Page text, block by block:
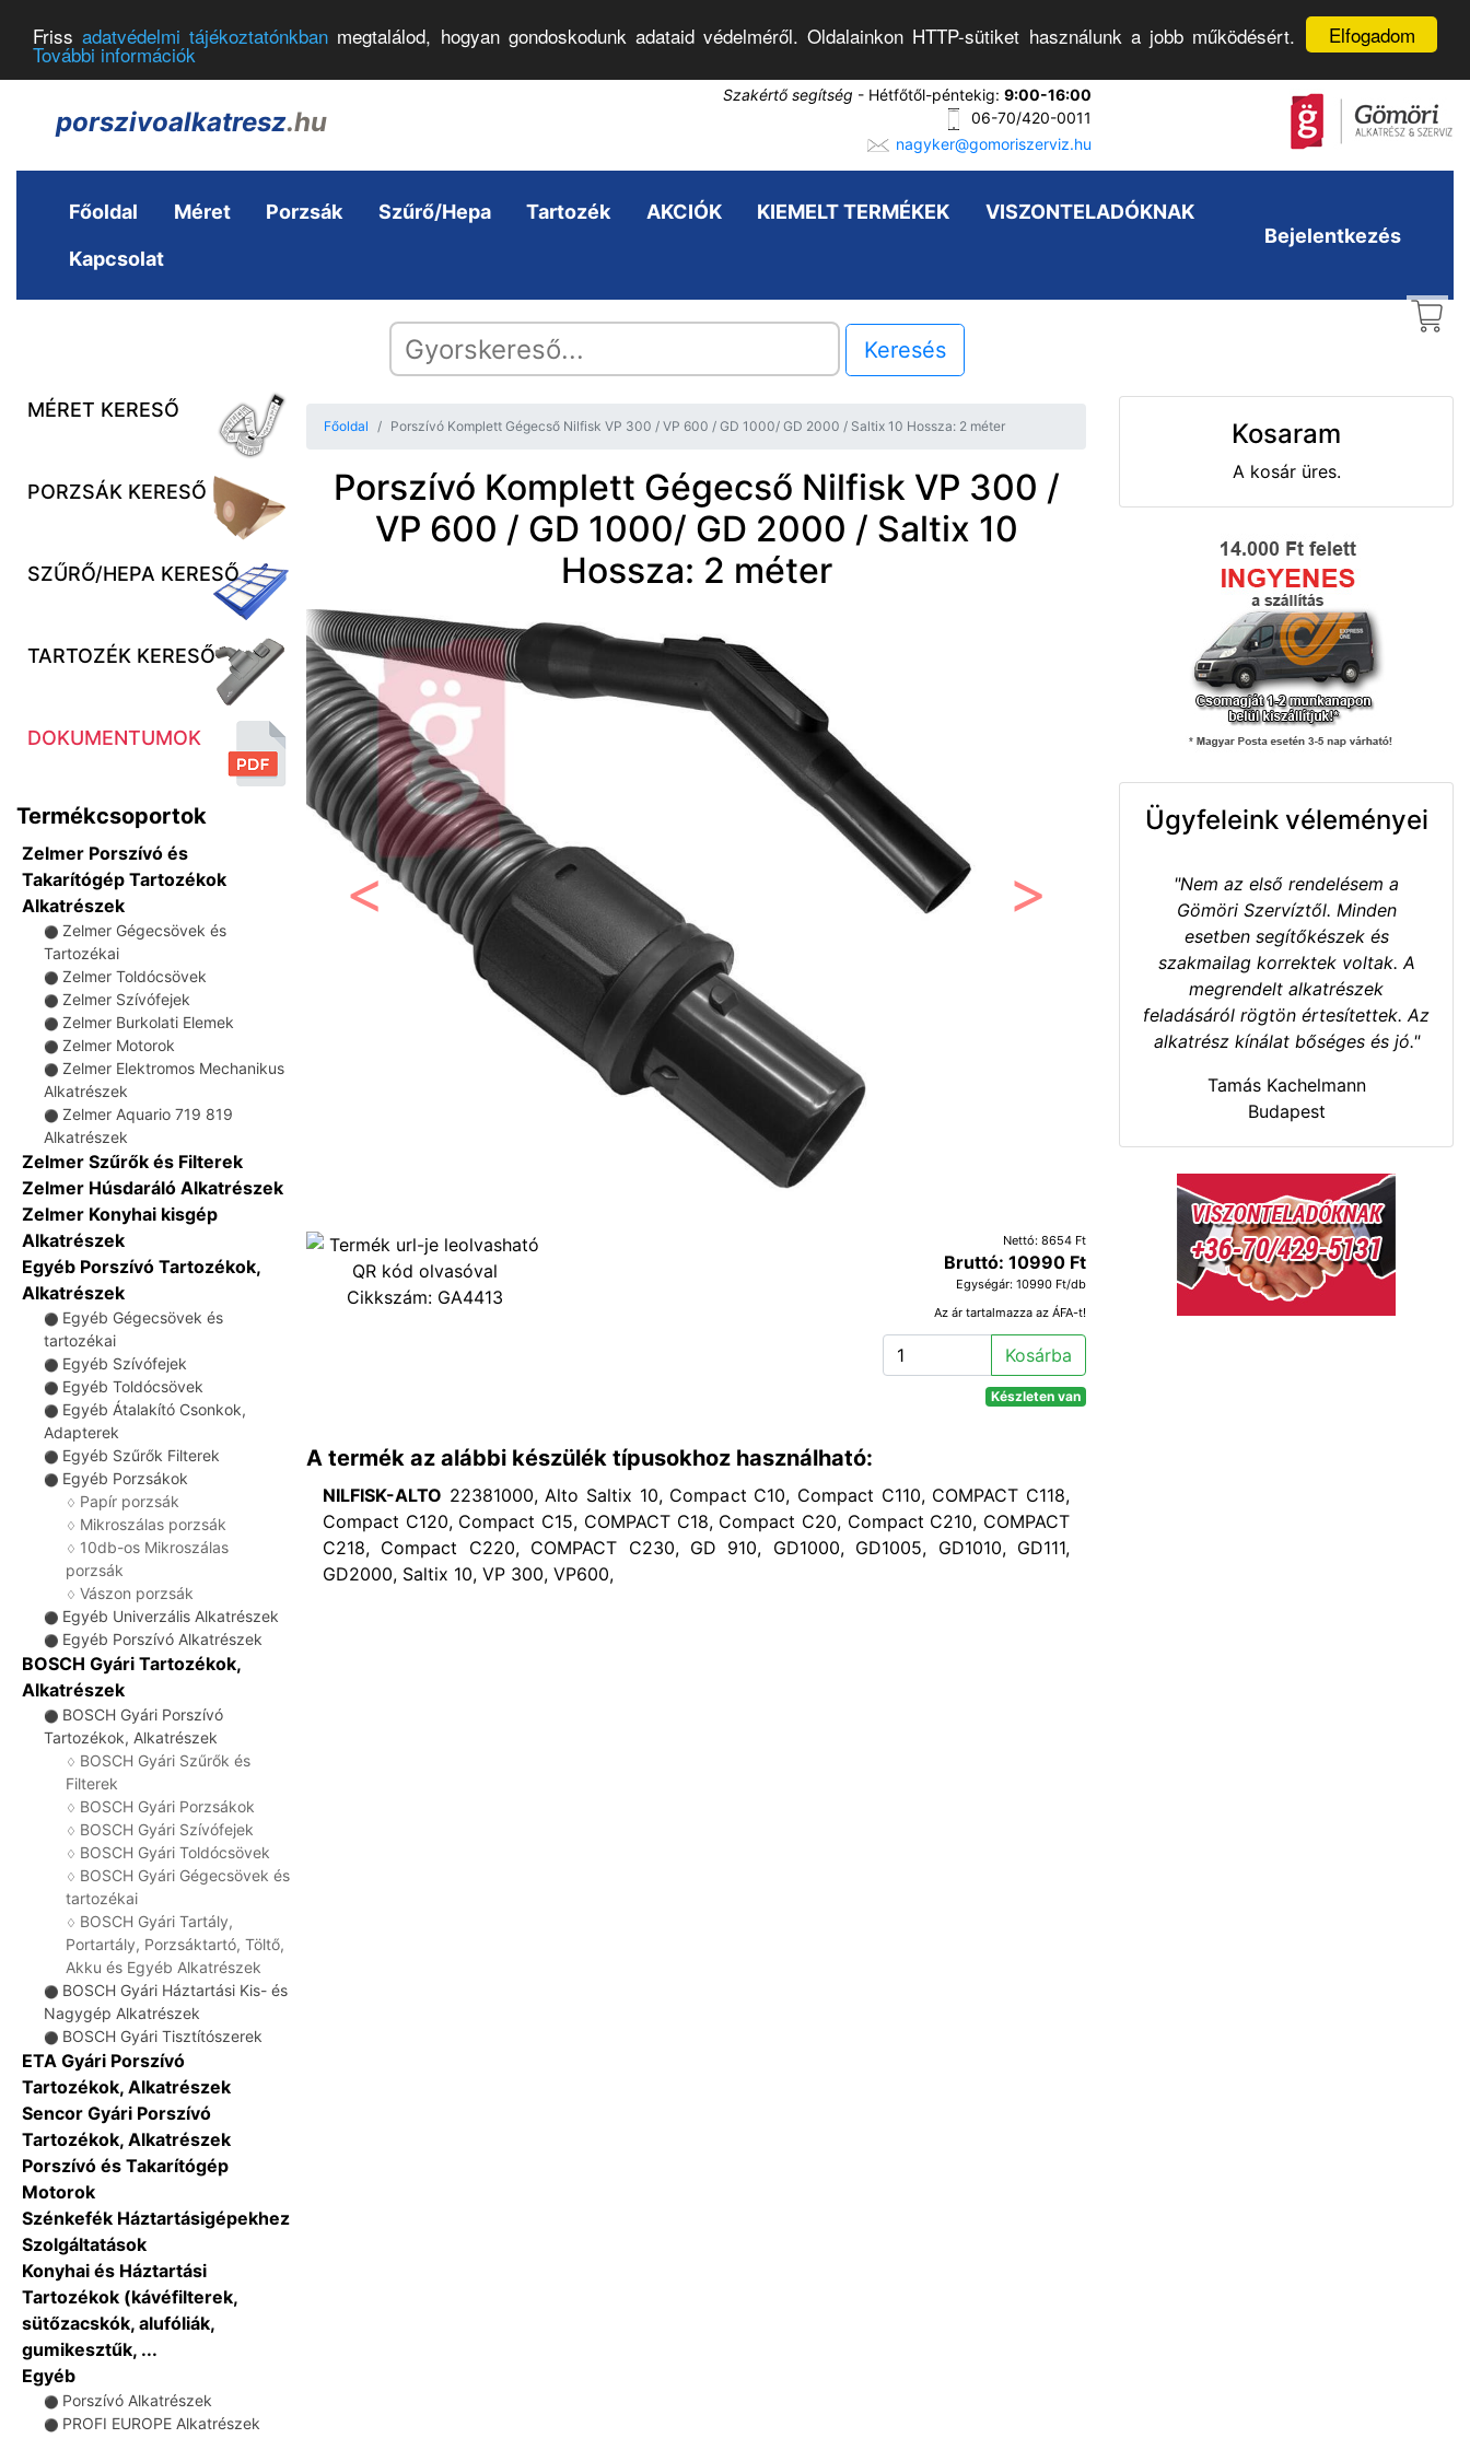
Elfogadom
Frissadatvédelmi tájékoztatónkban megtalálod, hogyan gondoskodunk adataid védelméről. Oldalainkon HTTP-sütiket használunk a jobb működésért.
További információk
porszivoalkatresz.hu
Szakértő segítség - Hétfőtől-péntekig: 9:00-16:00
06-70/420-0011
nagyker@gomoriszerviz.hu
Főoldal Méret Porzsák Szűrő/Hepa Tartozék AKCIÓK KIEMELT TERMÉKEK VISZONTELADÓKNAK
Kapcsolat
Bejelentkezés
Keresés
MÉRET KERESŐ
PORZSÁK KERESŐ
SZŰRŐ/HEPA KERESŐ
TARTOZÉK KERESŐ
DOKUMENTUMOK
Termékcsoportok
Zelmer Porszívó és
Takarítógép Tartozékok
Alkatrészek
⚫ Zelmer Gégecsövek és
Tartozékai
⚫ Zelmer Toldócsövek
⚫ Zelmer Szívófejek
⚫ Zelmer Burkolati Elemek
⚫ Zelmer Motorok
⚫ Zelmer Elektromos Mechanikus
Alkatrészek
⚫ Zelmer Aquario 719 819
Alkatrészek
Zelmer Szűrők és Filterek
Zelmer Húsdaráló Alkatrészek
Zelmer Konyhai kisgép
Alkatrészek
Egyéb Porszívó Tartozékok,
Alkatrészek
⚫ Egyéb Gégecsövek és
tartozékai
⚫ Egyéb Szívófejek
⚫ Egyéb Toldócsövek
⚫ Egyéb Átalakító Csonkok,
Adapterek
⚫ Egyéb Szűrők Filterek
⚫ Egyéb Porzsákok
♢ Papír porzsák
♢ Mikroszálas porzsák
♢ 10db-os Mikroszálas
porzsák
♢ Vászon porzsák
⚫ Egyéb Univerzális Alkatrészek
⚫ Egyéb Porszívó Alkatrészek
BOSCH Gyári Tartozékok,
Alkatrészek
⚫ BOSCH Gyári Porszívó
Tartozékok, Alkatrészek
♢ BOSCH Gyári Szűrők és
Filterek
♢ BOSCH Gyári Porzsákok
♢ BOSCH Gyári Szívófejek
♢ BOSCH Gyári Toldócsövek
♢ BOSCH Gyári Gégecsövek és
tartozékai
♢ BOSCH Gyári Tartály,
Portartály, Porzsáktartó, Töltő,
Akku és Egyéb Alkatrészek
⚫ BOSCH Gyári Háztartási Kis- és
Nagygép Alkatrészek
⚫ BOSCH Gyári Tisztítószerek
ETA Gyári Porszívó
Tartozékok, Alkatrészek
Sencor Gyári Porszívó
Tartozékok, Alkatrészek
Porszívó és Takarítógép
Motorok
Szénkefék Háztartásigépekhez
Szolgáltatások
Konyhai és Háztartási
Tartozékok (kávéfilterek,
sütőzacskók, alufóliák,
gumikesztűk, ...
Egyéb
⚫ Porszívó Alkatrészek
⚫ PROFI EUROPE Alkatrészek
Főoldal Porszívó Komplett Gégecső Nilfisk VP 300 / VP 600 / GD 1000/ GD 2000 / Saltix 10 Hossza: 2 méter
Porszívó Komplett Gégecső Nilfisk VP 300 /
VP 600 / GD 1000/ GD 2000 / Saltix 10
Hossza: 2 méter
Előző
Cikkszám: GA4413
Nettó: 8654 Ft
Bruttó: 10990 Ft
Egységár: 10990 Ft/db
Az ár tartalmazza az ÁFA-t!
Kosárba
Készleten van
A termék az alábbi készülék típusokhoz használható:
NILFISK-ALTO 22381000, Alto Saltix 10, Compact C10, Compact C110, COMPACT C118,
Compact C120, Compact C15, COMPACT C18, Compact C20, Compact C210, COMPACT
C218, Compact C220, COMPACT C230, GD 910, GD1000, GD1005, GD1010, GD111,
GD2000, Saltix 10, VP 300, VP600,
Kosaram
A kosár üres.
Ügyfeleink véleményei
"Nem az első rendelésem a
Gömöri Szervíztől. Minden
esetben segítőkészek és
szakmailag korrektek voltak. A
megrendelt alkatrészek
feladásáról rögtön értesítettek. Az
alkatrész kínálat bőséges és jó."
Tamás Kachelmann
Budapest